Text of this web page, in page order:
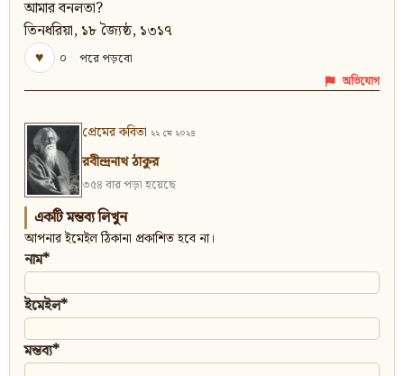
আমার বনলতা?
তিনধরিয়া, ১৮ জ্যৈষ্ঠ, ১৩১৭
♥
০ পরে পড়বো
অভিযোগ
প্রেমের কবিতা ২২ মে ২০২৪
রবীন্দ্রনাথ ঠাকুর
৩৫৪ বার পড়া হয়েছে
একটি মন্তব্য লিখুন
আপনার ইমেইল ঠিকানা প্রকাশিত হবে না।
নাম*
ইমেইল*
মন্তব্য*